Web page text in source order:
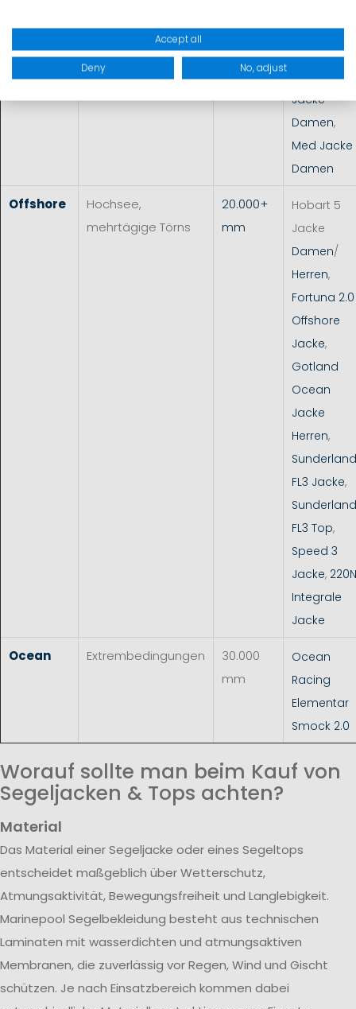
Damen/
Herren,
Borneo
Jacke
Damen,
Med Jacke
Damen
Offshore
Hochsee,
mehrtägige Törns
20.000+
mm
Hobart 5
Jacke
Damen/
Herren,
Fortuna 2.0
Offshore
Jacke,
Gotland
Ocean
Jacke
Herren,
Sunderland
FL3 Jacke,
Sunderland
FL3 Top,
Speed 3
Jacke, 220N
Integrale
Jacke
Ocean Extrembedingungen
30.000
mm
Ocean
Racing
Elementar
Smock 2.0
Worauf sollte man beim Kauf von
Segeljacken & Tops achten?
Material
Das Material einer Segeljacke oder eines Segeltops
entscheidet maßgeblich über Wetterschutz,
Atmungsaktivität, Bewegungsfreiheit und Langlebigkeit.
Marinepool Segelbekleidung besteht aus technischen
Laminaten mit wasserdichten und atmungsaktiven
Membranen, die zuverlässig vor Regen, Wind und Gischt
schützen. Je nach Einsatzbereich kommen dabei
Accept all
Deny No, adjust